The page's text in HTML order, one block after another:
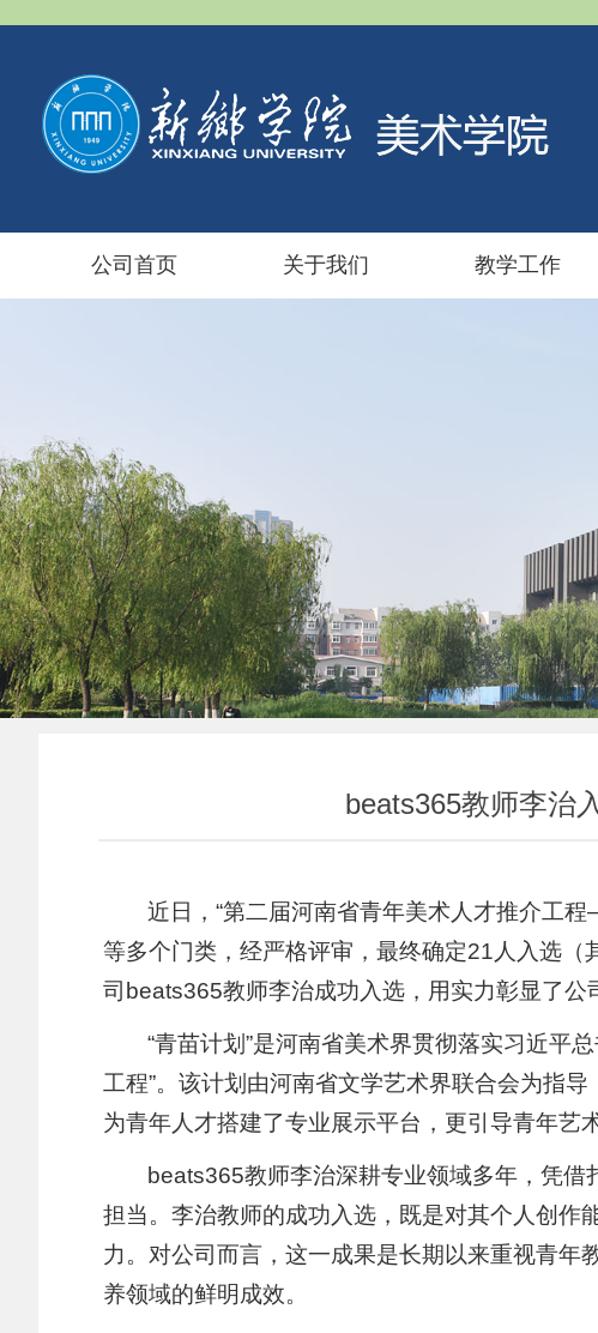
公司首页 关于我们 教学工作
beats365教师李治
近日，“第二届河南省青年美术人才推介工
等多个门类，经严格评审，最终确定21人入选
司beats365教师李治成功入选，用实力彰显了公
“青苗计划”是河南省美术界贯彻落实习近平
工程”。该计划由河南省文学艺术界联合会为指
为青年人才搭建了专业展示平台，更引导青年艺
beats365教师李治深耕专业领域多年，凭
担当。李治教师的成功入选，既是对其个人创作
力。对公司而言，这一成果是长期以来重视青年
养领域的鲜明成效。